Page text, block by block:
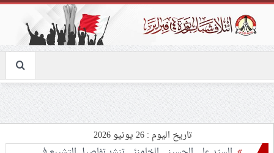
تاريخ اليوم : 26 يونيو 2026